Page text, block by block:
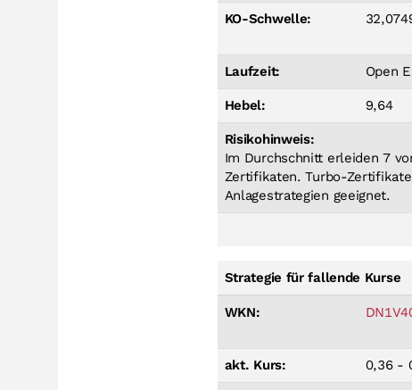
KO-Schwelle:
Laufzeit: Open
Hebel: 9,64
Risikohinweis:
Im Durchschnitt erleiden 7
Zertifikaten. Turbo-
Anlagestrategien geeignet.
Strategie für fallende Kurse
WKN:
akt. Kurs: 0,36 -